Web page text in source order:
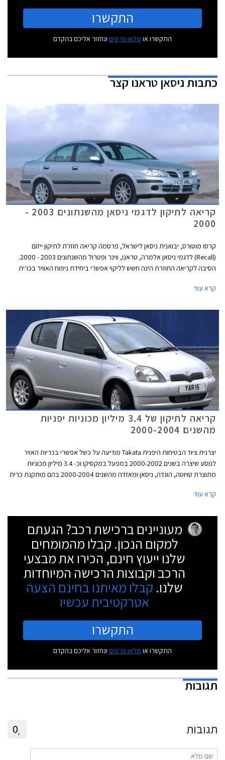
התקשרו
התקשרו או מלאו פרטים ונחזור אליכם בהקדם
כתבותניסאן טראנו קצר
קריאה לתיקון לדגמי ניסאן מהשנתונים 2003 -
2000
קרסו מוטורס, יבואנית ניסאן לישראל, פרסמה קריאה חוזרת לתיקון ייזום
(Recall) לדגמי ניסאן אלמרה, טראנו, ווינר ופטרול מהשנתונים 2003 - 2000.
הסיבה לקריאה החוזרת הינה חשש לליקוי אפשרי ביחידת ניפוח האוויר בכרית
קרא עוד
קריאה לתיקון של 3.4 מיליון מכוניות יפניות
מהשנים 2000-2004
יצרנית ציוד הבטיחות היפנית Takata מודיעה על כשל אפשרי בכריות האויר
לנוסע שיצרה בשנים 2000-2002 במפעל במקסיקו וכ- 3.4 מיליון מכוניות
מתוצרת טויוטה, הונדה, ניסאן ומאזדה מהשנים 2000-2004 בהם מותקנת כרית
כך. שמות יצרני רכב נוספים מחוץ ליפן אשר עשו שימוש בכריות האוויר הלקויות
קרא עוד
מעוניינים ברכישת רכב? הגעתם
למקום הנכון. קבלו מהמומחים
שלנו ייעוץ חינם, הכירו את מבצעי
הרכב וקבוצות הרכישה המיוחדות
שלנו. קבלו מאיתנו בחינם הצעה
אטרקטיבית עכשיו
התקשרו
התקשרו או מלאו פרטים ונחזור אליכם בהקדם
תגובות
תגובות 0